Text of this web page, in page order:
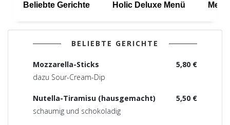
Beliebte Gerichte Holic Deluxe Menü
BELIEBTE GERICHTE
5,80 €
Mozzarella-Sticks
dazu Sour-Cream-Dip
5,50 €
Nutella-Tiramisu (hausgemacht)
schaumig und schokoladig